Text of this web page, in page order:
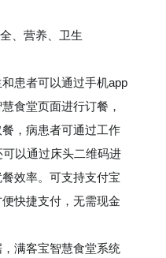
、营养、卫生
患者可以通过手机app
食堂页面进行订餐，
，病患者可通过工作
以通过床头二维码进
效率。可支持支付宝
快捷支付，无需现金
满客宝智慧食堂系统